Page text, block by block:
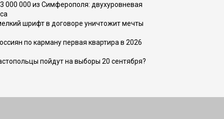
000 000 из Симферополя: двухуровневая
шрифт в договоре уничтожит мечты
по карману первая квартира в 2026
пойдут на выборы 20 сентября?